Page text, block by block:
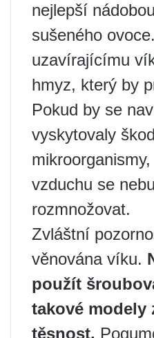
nejlepší
sušeného
uzavírajícímu
hmyz, který by
Pokud by se
vyskytovaly
vzduchu se
rozmnožovat.
Zvláštní
věnována víku.
použít
takové modely
těsnost.